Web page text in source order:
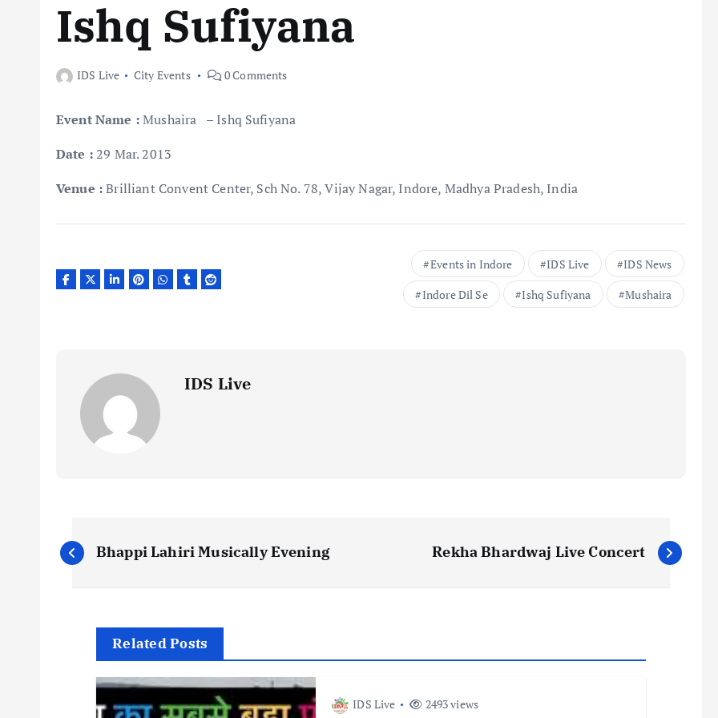
Ishq Sufiyana
IDS Live City Events 0 Comments
Event Name :Mushaira – Ishq Sufiyana
Date :29 Mar. 2013
Venue :Brilliant Convent Center, Sch No. 78, Vijay Nagar, Indore, Madhya Pradesh, India
Events in Indore IDS Live
IDS News
Indore Dil Se
Ishq Sufiyana Mushaira
IDS Live
P
Bhappi Lahiri Musically Evening Rekha Bhardwaj Live Concert
Related Posts
IDS Live 2493 views